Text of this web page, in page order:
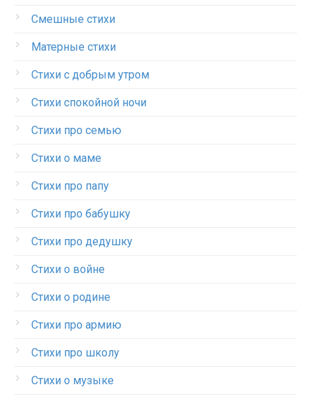
Смешные стихи
Матерные стихи
Стихи с добрым утром
Стихи спокойной ночи
Стихи про семью
Стихи о маме
Стихи про папу
Стихи про бабушку
Стихи про дедушку
Стихи о войне
Стихи о родине
Стихи про армию
Стихи про школу
Стихи о музыке